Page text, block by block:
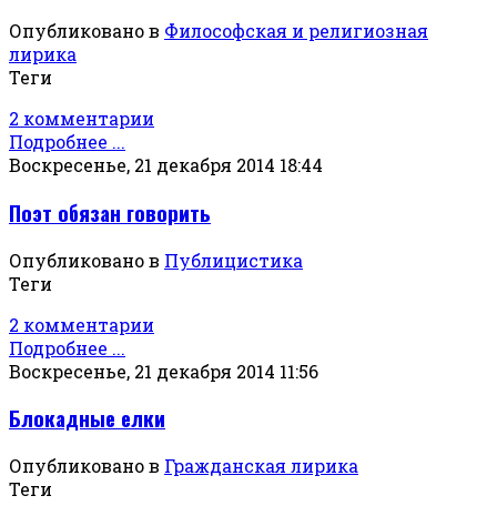
Опубликовано в Философская и религиозная
лирика
Теги
2 комментарии
Подробнее ...
Воскресенье, 21 декабря 2014 18:44
Поэт обязан говорить
Опубликовано в Публицистика
Теги
2 комментарии
Подробнее ...
Воскресенье, 21 декабря 2014 11:56
Блокадные елки
Опубликовано в Гражданская лирика
Теги